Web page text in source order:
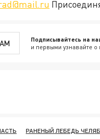
Подписывайтесь на
и первыми узнавайте
РАНЕНЫЙ ЛЕБЕДЬ